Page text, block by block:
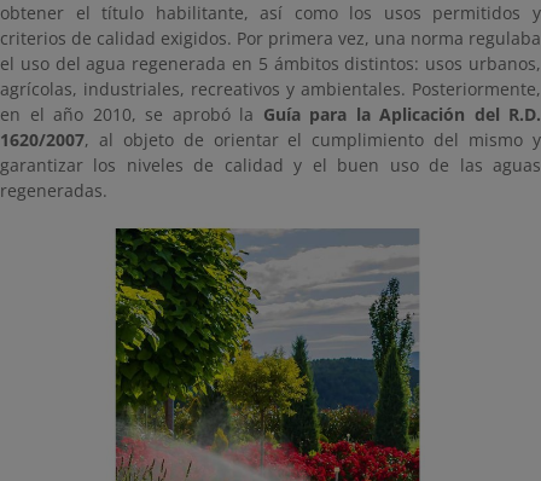
obtener el título habilitante, así como los usos permitidos y
criterios de calidad exigidos. Por primera vez, una norma regulaba
el uso del agua regenerada en 5 ámbitos distintos: usos urbanos,
agrícolas, industriales, recreativos y ambientales. Posteriormente,
en el año 2010, se aprobó la Guía para la Aplicación del R.D.
1620/2007, al objeto de orientar el cumplimiento del mismo y
garantizar los niveles de calidad y el buen uso de las aguas
regeneradas.